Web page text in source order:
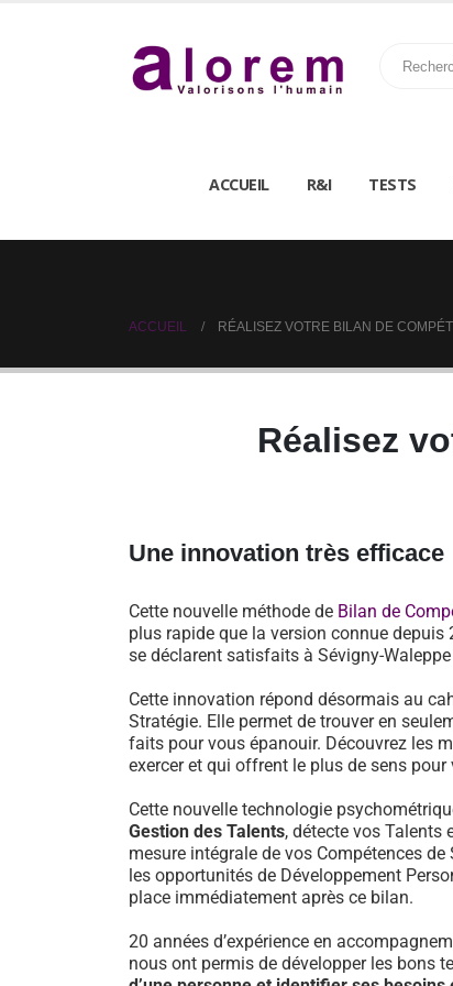
ACCUEIL R&I TESTS
ACCUEIL RÉALISEZ VOTRE BILAN DE
Réalisez
Une innovation très efficace
Cette nouvelle méthode de Bilan de
plus rapide que la version connue depuis
se déclarent satisfaits à Sévigny-Waleppe
Cette innovation répond désormais au
Stratégie. Elle permet de trouver en
faits pour vous épanouir. Découvrez les
exercer et qui offrent le plus de sens pour
Cette nouvelle technologie
Gestion des Talents, détecte vos Talents
mesure intégrale de vos Compétences
les opportunités de Développement
place immédiatement après ce bilan.
20 années d’expérience en
nous ont permis de développer les bons